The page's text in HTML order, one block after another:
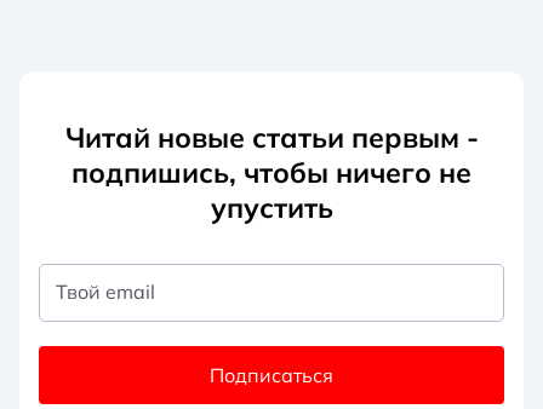
Читай новые статьи первым -
подпишись, чтобы ничего не
упустить
Твой email
Подписаться